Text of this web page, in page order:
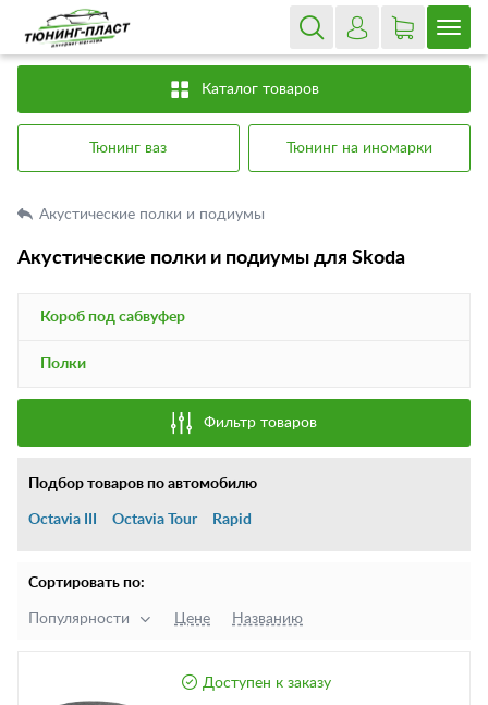
Каталог товаров
Тюнинг ваз Тюнинг на иномарки
Акустические полки и подиумы
Акустические полки и подиумы для Skoda
Короб под сабвуфер
Полки
Фильтр товаров
Подбор товаров по автомобилю
Octavia III Octavia Tour Rapid
Сортировать по:
Популярности Цене Названию
Доступен к заказу